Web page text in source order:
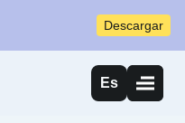
Descargar
Es